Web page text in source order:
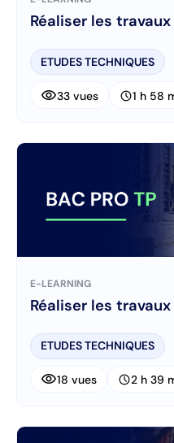
Réaliser les
ETUDES TECHNIQUES
visibility33 vues schedule1 h 58
E-LEARNING
Réaliser les
ETUDES TECHNIQUES
visibility18 vues schedule2 h 39